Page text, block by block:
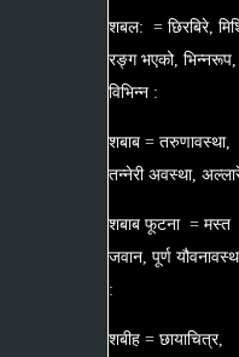
शबल: = छिरबिरे,
रङ्ग भएको, भिन्नरूप,
विभिन्न :
शबाब = तरुणावस्था,
तन्नेरी अवस्था,
शबाब फूटना = मस्त
जवान, पूर्ण
:
शबीह = छायाचित्र,